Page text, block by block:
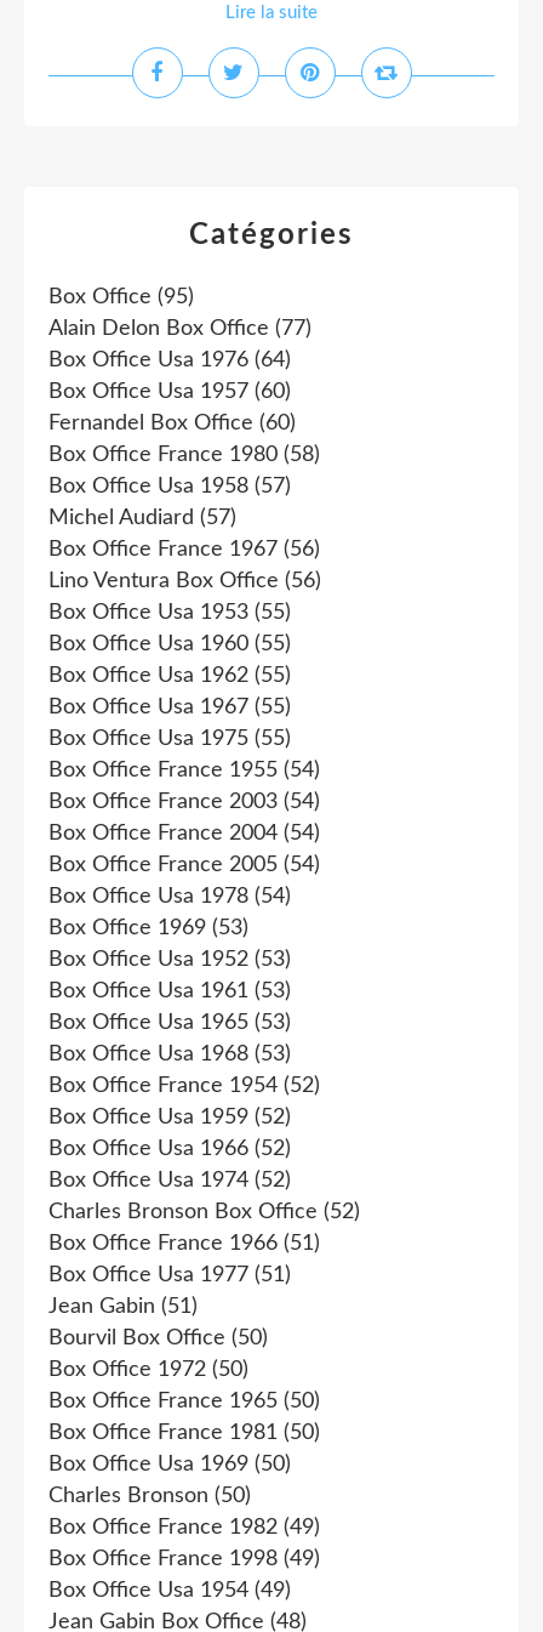
Lire la suite
Catégories
Box Office (95)
Alain Delon Box Office (77)
Box Office Usa 1976 (64)
Box Office Usa 1957 (60)
Fernandel Box Office (60)
Box Office France 1980 (58)
Box Office Usa 1958 (57)
Michel Audiard (57)
Box Office France 1967 (56)
Lino Ventura Box Office (56)
Box Office Usa 1953 (55)
Box Office Usa 1960 (55)
Box Office Usa 1962 (55)
Box Office Usa 1967 (55)
Box Office Usa 1975 (55)
Box Office France 1955 (54)
Box Office France 2003 (54)
Box Office France 2004 (54)
Box Office France 2005 (54)
Box Office Usa 1978 (54)
Box Office 1969 (53)
Box Office Usa 1952 (53)
Box Office Usa 1961 (53)
Box Office Usa 1965 (53)
Box Office Usa 1968 (53)
Box Office France 1954 (52)
Box Office Usa 1959 (52)
Box Office Usa 1966 (52)
Box Office Usa 1974 (52)
Charles Bronson Box Office (52)
Box Office France 1966 (51)
Box Office Usa 1977 (51)
Jean Gabin (51)
Bourvil Box Office (50)
Box Office 1972 (50)
Box Office France 1965 (50)
Box Office France 1981 (50)
Box Office Usa 1969 (50)
Charles Bronson (50)
Box Office France 1982 (49)
Box Office France 1998 (49)
Box Office Usa 1954 (49)
Jean Gabin Box Office (48)